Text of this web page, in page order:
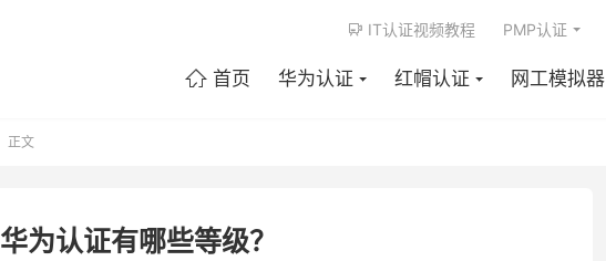
 首页 华为认证 红帽认证 网工模拟器
 IT认证视频教程 PMP认证
正文
华为认证有哪些等级？